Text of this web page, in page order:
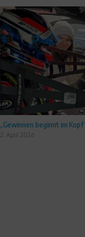
„Gewinnen beginnt im
2. April 2026